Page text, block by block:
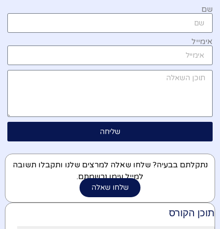
שם
אימייל
שליחה
נתקלתם בבעיה? שלחו שאלה למרצים שלנו ותקבלו תשובה
למייל עימו נרשמתם.
שלחו שאלה
תוכן הקורס